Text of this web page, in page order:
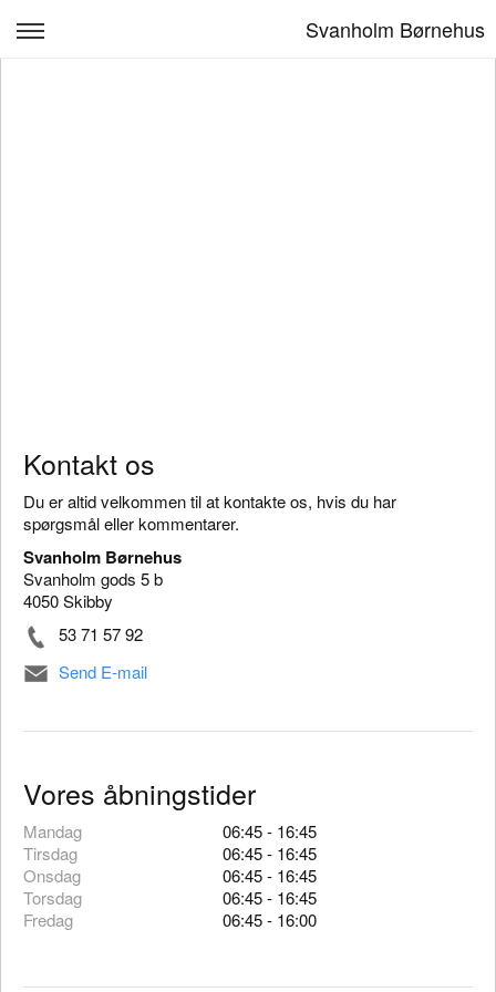
Svanholm Børnehus
Kontakt os
Du er altid velkommen til at kontakte os, hvis du har
spørgsmål eller kommentarer.
Svanholm Børnehus
Svanholm gods 5 b
4050 Skibby
53 71 57 92
Send E-mail
Vores åbningstider
Mandag
06:45 - 16:45
Tirsdag
06:45 - 16:45
Onsdag
06:45 - 16:45
Torsdag
06:45 - 16:45
Fredag
06:45 - 16:00